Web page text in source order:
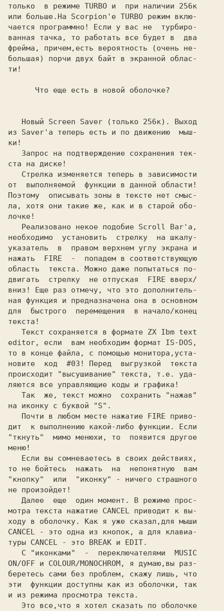
только  в режиме TURBO и  при наличии 256к
или больше.На Scorpion'е TURBO режим вклю-
чается программно! Если у вас не  турбиро-
ванная тачка, то работать все будет в  два
фрейма, причем,есть вероятность (очень не-
большая) порчи двух байт в экранной облас-
ти!
   Новый
Screen Saver
(только 256к). Выход
из Saver'а теперь есть и по движению  мыш-
ки!
ста на диске!
от  выполняемой  функции в данной области!
Поэтому  описывать зоны в тексте нет смыс-
ла, хотя они такие же, как и в старой обо-
лочке!
   Реализовано некое подобие
Scroll Bar'а,
необходимо  установить  стрелку  на шкалу-
указатель  в  правом верхнем углу экрана и
нажать  FIRE  -  попадем в соответствующую
область  текста. Можно даже попытаться по-
двигать  стрелку  не отпуская  FIRE вверх/
вниз! Еще раз отмечу, что это дополнитель-
ная функция и предназначена она в основном
для  быстрого  перемещения  в начало/конец
текста!
   Текст сохраняется в формате
ZX Ibm text
editor,
если  вам необходим формат IS-DOS,
то в конце файла, с помощью монитора,уста-
новите  код #03! Перед  выгрузкой  текста
происходит "высушивание" текста, т.е. уда-
ляются все управляющие коды и графика!
на иконку с буквой
"S".
дит  к выполнению какой-либо функции. Если
"ткнуть"  мимо менюхи, то  появится другое
меню!
то не бойтесь  нажать  на  непонятную  вам
"кнопку"  или  "иконку" - ничего страшного
не произойдет!
мотра текста нажатие CANCEL приводит к вы-
CANCEL
- это одна из кнопок, а для клавиа-
туры CANCEL - это BREAK и EDIT.
   С "иконками"  -  переключателями
MUSIC
ON/OFF и COLOUR/MONOCHROM,
я думаю,вы раз-
беретесь сами без проблем, скажу лишь, что
эти  функции доступны как из оболочки, так
и из режима просмотра текста.